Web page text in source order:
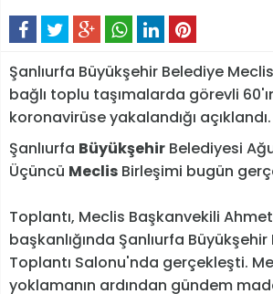
Şanlıurfa Büyükşehir Belediye
bağlı toplu taşımalarda görevli
koronavirüse yakalandığı açıklandı.
Şanlıurfa Büyükşehir Belediyesi
Üçüncü Meclis Birleşimi bugün
Toplantı, Meclis Başkanvekili
başkanlığında Şanlıurfa
Toplantı Salonu'nda gerçekleşti.
yoklamanın ardından gündem